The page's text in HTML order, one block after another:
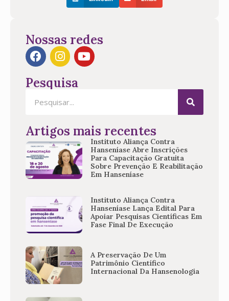
Nossas redes
Pesquisa
Artigos mais recentes
Instituto Aliança Contra
Hanseníase Abre Inscrições
Para Capacitação Gratuita
Sobre Prevenção E Reabilitação
Em Hanseníase
Instituto Aliança Contra
Hanseníase Lança Edital Para
Apoiar Pesquisas Científicas Em
Fase Final De Execução
A Preservação De Um
Patrimônio Científico
Internacional Da Hansenologia